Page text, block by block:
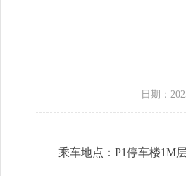
日期：
乘车地点：P1停车楼1M层